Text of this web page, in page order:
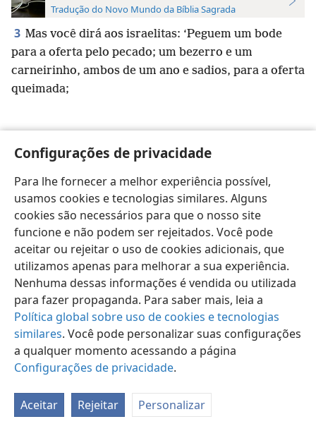
Configurações de privacidade
Para lhe fornecer a melhor experiência possível,
usamos cookies e tecnologias similares. Alguns
cookies são necessários para que o nosso site
funcione e não podem ser rejeitados. Você pode
aceitar ou rejeitar o uso de cookies adicionais, que
utilizamos apenas para melhorar a sua experiência.
Nenhuma dessas informações é vendida ou utilizada
para fazer propaganda. Para saber mais, leia a
Política global sobre uso de cookies e tecnologias
similares. Você pode personalizar suas configurações
a qualquer momento acessando a página
Configurações de privacidade.
Aceitar Rejeitar Personalizar
Tradução do Novo Mundo da Bíblia Sagrada
3 Mas você dirá aos israelitas: ‘Peguem um bode
para a oferta pelo pecado; um bezerro e um
carneirinho, ambos de um ano e sadios, para a oferta
queimada;
Português (Brasil) Preferências
Copyright© 2026 Watch Tower Bible and Tract Society of Pennsylvania
Termos de Uso
Política de Privacidade
Configurações de Privacidade
JW.ORG Login